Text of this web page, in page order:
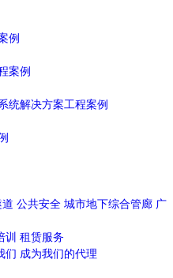
公共安全 城市地下综合管廊 广
训 租赁服务
们 成为我们的代理